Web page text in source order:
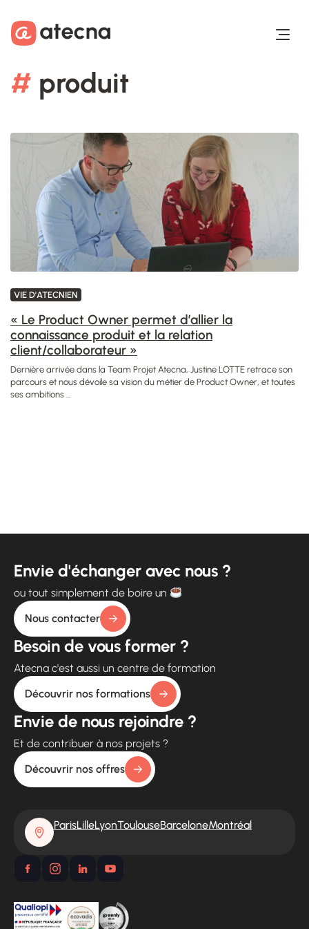
# produit
VIE D'ATECNIEN
« Le Product Owner permet d’allier la
connaissance produit et la relation
client/collaborateur »
Dernière arrivée dans la Team Projet Atecna, Justine LOTTE retrace son
parcours et nous dévoile sa vision du métier de Product Owner, et toutes
ses ambitions ...
Envie d'échanger avec nous ?
ou tout simplement de boire un
Nous contacter
Besoin de vous former ?
Atecna c'est aussi un centre de formation
Découvrir nos formations
Envie de nous rejoindre ?
Et de contribuer à nos projets ?
Découvrir nos offres
ParisLilleLyonToulouseBarceloneMontréal